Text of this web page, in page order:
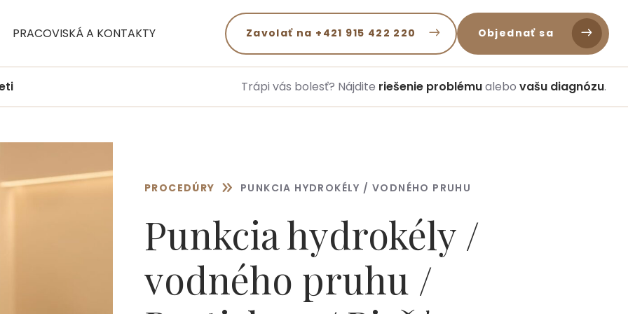
PRACOVISKÁ A KONTAKTY Zavolať na +421 915 422 220 Objednať sa
Trápi vás bolesť? Nájdite riešenie problémualebo vašu diagnózu.
PROCEDÚRY » PUNKCIA HYDROKÉLY / VODNÉHO PRUHU
Punkcia hydrokély /
vodného pruhu /